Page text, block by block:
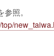
照。